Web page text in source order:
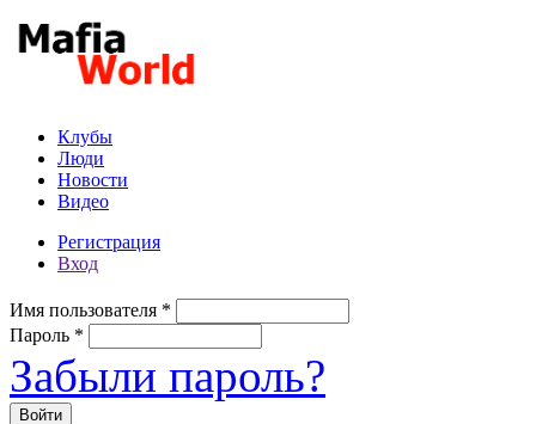
Перейти к основному содержанию
Клубы
Люди
Новости
Видео
Регистрация
Вход
Имя пользователя *
Пароль *
Забыли пароль?